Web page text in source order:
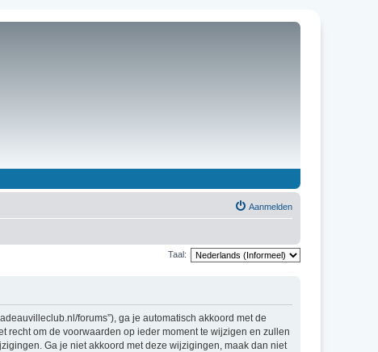
Aanmelden
Taal:
forums”), ga je automatisch akkoord met de
recht om de voorwaarden op ieder moment te wijzigen en zullen
Ga je niet akkoord met deze wijzigingen, maak dan niet